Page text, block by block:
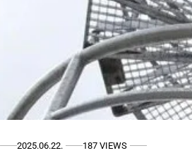
2025.06.22. 187 VIEWS